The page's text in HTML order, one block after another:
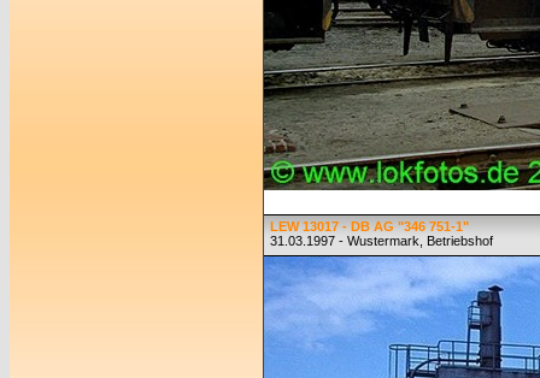
LEW 13017 - DB AG "346 751-1"
31.03.1997 - Wustermark, Betriebshof